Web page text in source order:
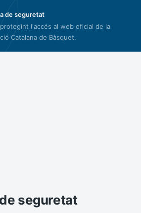
de seguretat
l'accés al web oficial de la
Catalana de Bàsquet.
seguretat